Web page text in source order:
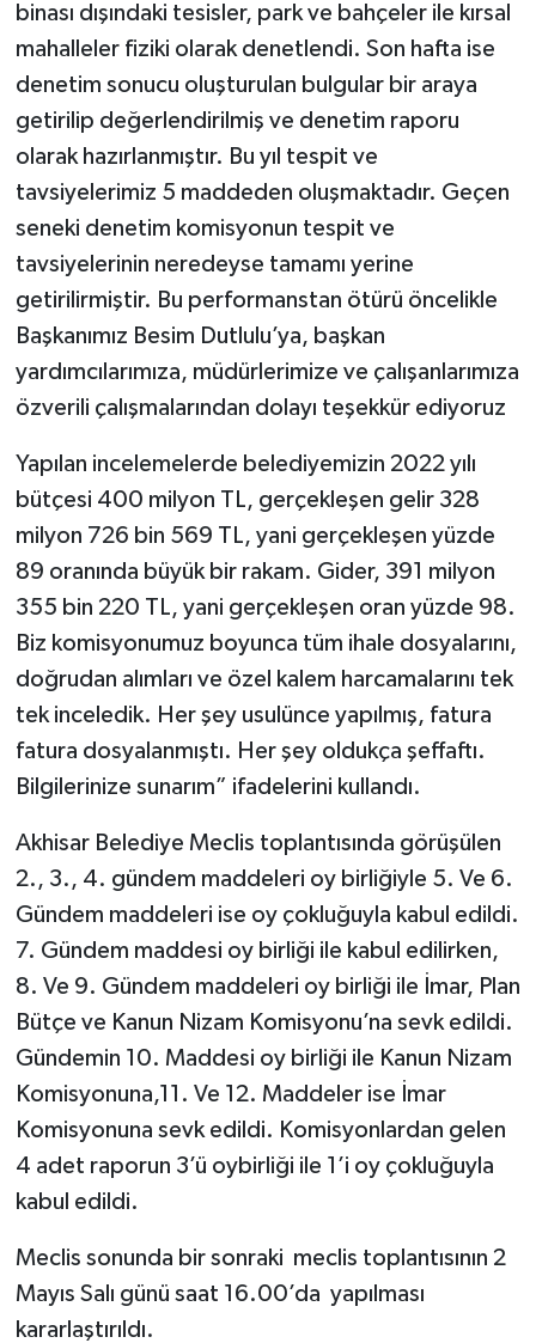
binası dışındaki tesisler, park ve bahçeler ile kırsal
mahalleler fiziki olarak denetlendi. Son hafta ise
denetim sonucu oluşturulan bulgular bir araya
getirilip değerlendirilmiş ve denetim raporu
olarak hazırlanmıştır. Bu yıl tespit ve
tavsiyelerimiz 5 maddeden oluşmaktadır. Geçen
seneki denetim komisyonun tespit ve
tavsiyelerinin neredeyse tamamı yerine
getirilirmiştir. Bu performanstan ötürü öncelikle
Başkanımız Besim Dutlulu’ya, başkan
yardımcılarımıza, müdürlerimize ve çalışanlarımıza
özverili çalışmalarından dolayı teşekkür ediyoruz
Yapılan incelemelerde belediyemizin 2022 yılı
bütçesi 400 milyon TL, gerçekleşen gelir 328
milyon 726 bin 569 TL, yani gerçekleşen yüzde
89 oranında büyük bir rakam. Gider, 391 milyon
355 bin 220 TL, yani gerçekleşen oran yüzde 98.
Biz komisyonumuz boyunca tüm ihale dosyalarını,
doğrudan alımları ve özel kalem harcamalarını tek
tek inceledik. Her şey usulünce yapılmış, fatura
fatura dosyalanmıştı. Her şey oldukça şeffaftı.
Bilgilerinize sunarım” ifadelerini kullandı.
Akhisar Belediye Meclis toplantısında görüşülen
2., 3., 4. gündem maddeleri oy birliğiyle 5. Ve 6.
Gündem maddeleri ise oy çokluğuyla kabul edildi.
7. Gündem maddesi oy birliği ile kabul edilirken,
8. Ve 9. Gündem maddeleri oy birliği ile İmar, Plan
Bütçe ve Kanun Nizam Komisyonu’na sevk edildi.
Gündemin 10. Maddesi oy birliği ile Kanun Nizam
Komisyonuna,11. Ve 12. Maddeler ise İmar
Komisyonuna sevk edildi. Komisyonlardan gelen
4 adet raporun 3’ü oybirliği ile 1’i oy çokluğuyla
kabul edildi.
Meclis sonunda bir sonraki meclis toplantısının 2
Mayıs Salı günü saat 16.00’da yapılması
kararlaştırıldı.